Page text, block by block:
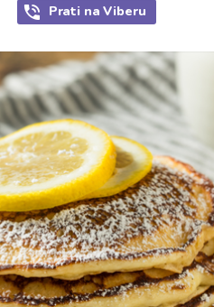
Prati na Viberu